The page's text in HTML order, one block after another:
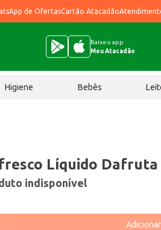
de OfertasCartão Atacadão
Baixe o app
Meu Atacadão
Higiene Bebês
Líquido Dafruta
indisponível
Adicionar